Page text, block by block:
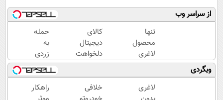
از سراسر وب
تنها
محصول
لاغری
گیاهی
با
عملکرد
کالای
دیجیتال
دلخواهت
رو قسطی
بخر 🛒
درخواست
حمله
به
زردی
دندان
ها با
ژل
وبگردی
لاغری
خلافی
راهکار